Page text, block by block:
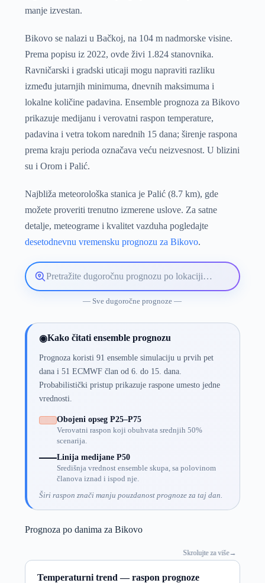
manje izvestan.
Bikovo se nalazi u Bačkoj, na 104 m nadmorske visine.
Prema popisu iz 2022, ovde živi 1.824 stanovnika.
Ravničarski i gradski uticaji mogu napraviti razliku
između jutarnjih minimuma, dnevnih maksimuma i
lokalne količine padavina. Ensemble prognoza za Bikovo
prikazuje medijanu i verovatni raspon temperature,
padavina i vetra tokom narednih 15 dana; širenje raspona
prema kraju perioda označava veću neizvesnost. U blizini
su i Orom i Palić.
Najbliža meteorološka stanica je Palić (8.7 km), gde
možete proveriti trenutno izmerene uslove. Za satne
detalje, meteograme i kvalitet vazduha pogledajte
desetodnevnu vremensku prognozu za Bikovo.
Pretražite
lokaciju
— Sve dugoročne prognoze —
◉Kako čitati ensemble prognozu
Prognoza koristi 91 ensemble simulaciju u prvih pet
dana i 51 ECMWF član od 6. do 15. dana.
Probabilistički pristup prikazuje raspone umesto jedne
vrednosti.
Obojeni opseg P25–P75
Verovatni raspon koji obuhvata srednjih 50%
scenarija.
Linija medijane P50
Središnja vrednost ensemble skupa, sa polovinom
članova iznad i ispod nje.
Širi raspon znači manju pouzdanost prognoze za taj dan.
Prognoza po danima za Bikovo
Skrolujte za više→
Temperaturni trend — raspon prognoze